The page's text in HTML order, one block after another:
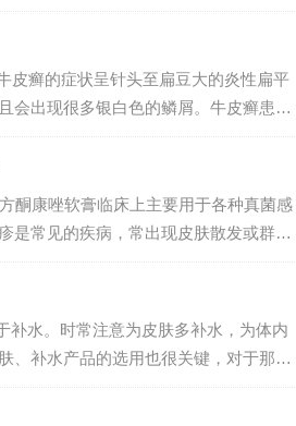
平时没有勤换洗衣服，就非常容易导致
皮癣的症状呈针头至扁豆大的炎性扁平
会出现很多银白色的鳞屑。牛皮癣患者
。牛皮癣（Psoriasis）是一种常见的慢
酮康唑软膏临床上主要用于各种真菌感
是常见的疾病，常出现皮肤散发或群集
糜烂和溃疡等。2、治疗复方酮康唑软
补水。时常注意为皮肤多补水，为体内
、补水产品的选用也很关键，对于那些
2、脸部干燥起皮紧绷应该是整个局部